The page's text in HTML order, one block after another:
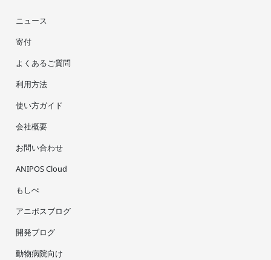
ニュース
寄付
よくあるご質問
利用方法
使い方ガイド
会社概要
お問い合わせ
ANIPOS Cloud
もしぺ
アニポスブログ
開発ブログ
動物病院向け